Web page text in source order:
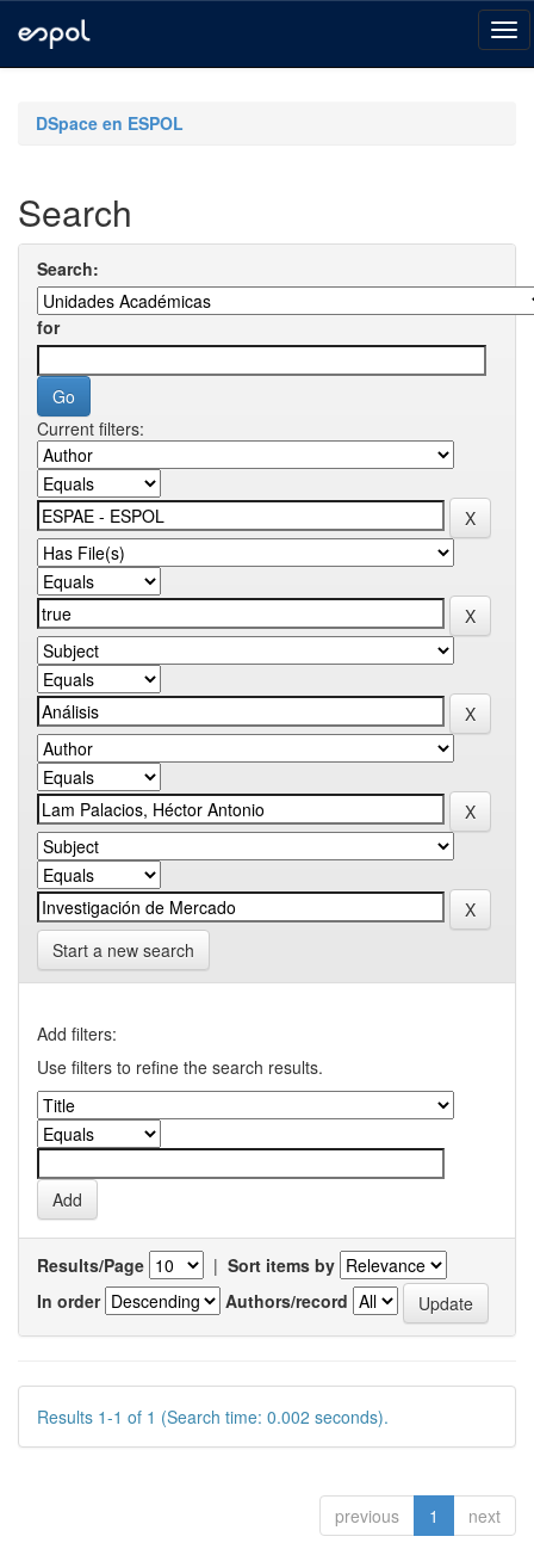
navigationDSpace en ESPOL
Search
Search:
for
Current filters:
Start a new search
Add filters:
Use filters to refine the search results.
Results/Page | Sort items by
In order
Authors/record
Results 1-1 of 1 (Search time: 0.002 seconds).
previous 1 next